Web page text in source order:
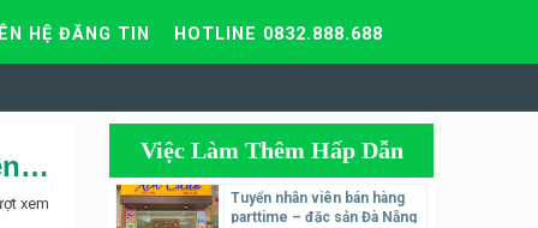
HỆ ĐĂNG TIN HOTLINE 0832.888.688
Công ty cổ phần quốc tế việt Mỹ Sing cần tuyển nữ nhân viên bán hàng
xem
Việc Làm Thêm Hấp Dẫn
Tuyển nhân viên bán hàng
parttime – đặc sản Đà Nẵng